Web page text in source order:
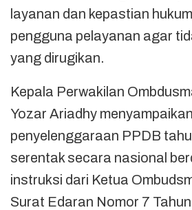
layanan dan kepastian
pengguna pelayanan agar
yang dirugikan.
Kepala Perwakilan
Yozar Ariadhy
penyelenggaraan PPDB
serentak secara nasional
instruksi dari Ketua
Surat Edaran Nomor 7